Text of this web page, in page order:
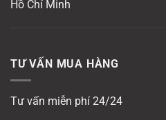
Hồ Chí Minh
TƯ VẤN MUA HÀNG
Tư vấn miễn phí 24/24